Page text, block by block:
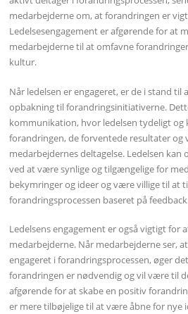
medarbejderne om, at forandringen er
Ledelsesengagement er afgørende for at
medarbejderne til at omfavne
kultur.
Når ledelsen er engageret, er de i stand til
opbakning til forandringsinitiativerne.
kommunikation, hvor ledelsen tydeligt
forandringen, de forventede resultater og
medarbejdernes deltagelse. Ledelsen kan
ved at være synlige og tilgængelige for
bekymringer og ideer og være villige til at
forandringsprocessen baseret på
Ledelsens engagement er også vigtigt for
medarbejderne. Når medarbejderne ser,
engageret i forandringsprocessen, øger
forandringen er nødvendig og vil være til
afgørende for at skabe en positiv
er mere tilbøjelige til at være åbne for nye